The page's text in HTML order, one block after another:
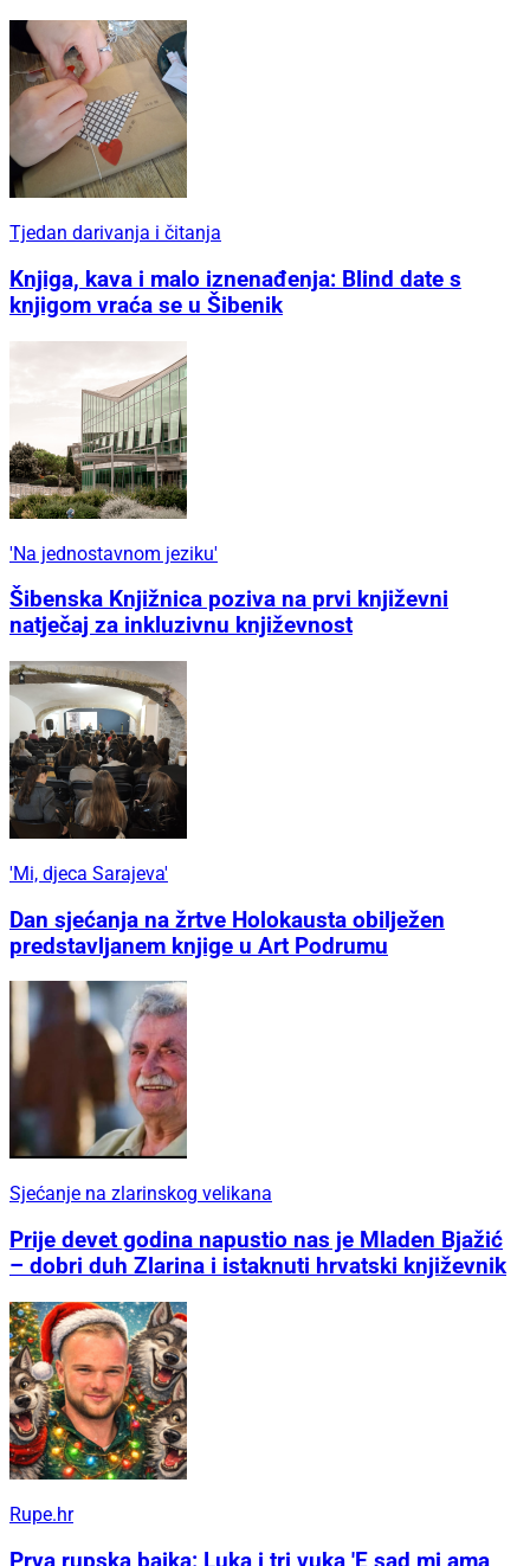
Tjedan darivanja i čitanja
Knjiga, kava i malo iznenađenja: Blind date s
knjigom vraća se u Šibenik
'Na jednostavnom jeziku'
Šibenska Knjižnica poziva na prvi književni
natječaj za inkluzivnu književnost
'Mi, djeca Sarajeva'
Dan sjećanja na žrtve Holokausta obilježen
predstavljanem knjige u Art Podrumu
Sjećanje na zlarinskog velikana
Prije devet godina napustio nas je Mladen Bjažić
– dobri duh Zlarina i istaknuti hrvatski književnik
Rupe.hr